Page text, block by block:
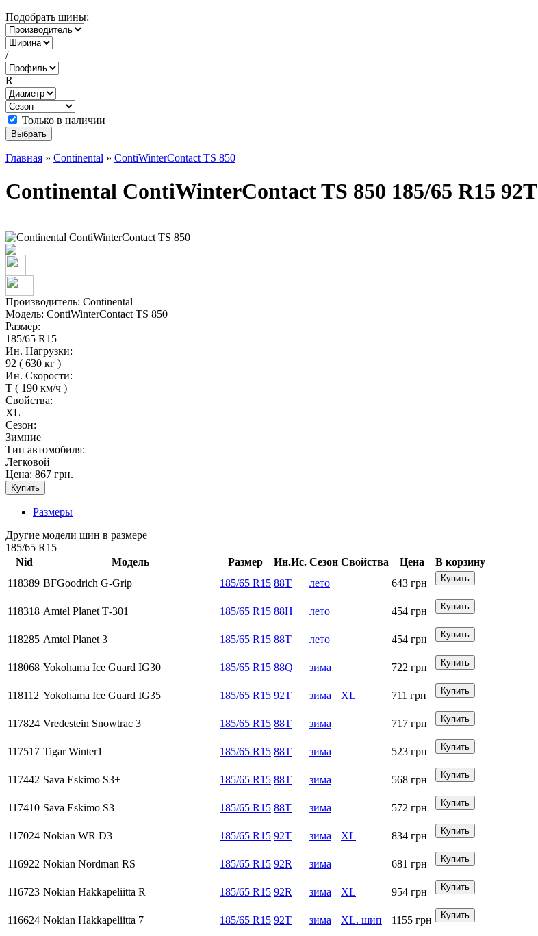
Подобрать шины:
/
R
Только в наличии
Главная » Continental » ContiWinterContact TS 850
Continental ContiWinterContact TS 850 185/65 R15 92T
Производитель: Continental
Модель: ContiWinterContact TS 850
Размер:
185/65 R15
Ин. Нагрузки:
92 ( 630 кг )
Ин. Скорости:
T ( 190 км/ч )
Свойства:
XL
Сезон:
Зимние
Тип автомобиля:
Легковой
Цена: 867 грн.
Размеры
Другие модели шин в размере
185/65 R15
Nid
Модель Размер Ин.Ис. Сезон Свойства Цена
В корзину
118389 BFGoodrich G-Grip 185/65 R15 88T лето 643 грн
118318 Amtel Planet Т-301 185/65 R15 88H лето 454 грн
118285 Amtel Planet 3 185/65 R15 88T лето 454 грн
118068 Yokohama Ice Guard IG30 185/65 R15 88Q зима 722 грн
118112 Yokohama Ice Guard IG35 185/65 R15 92T зима XL 711 грн
117824 Vredestein Snowtrac 3 185/65 R15 88T зима 717 грн
117517 Tigar Winter1 185/65 R15 88T зима 523 грн
117442 Sava Eskimo S3+ 185/65 R15 88T зима 568 грн
117410 Sava Eskimo S3 185/65 R15 88T зима 572 грн
117024 Nokian WR D3 185/65 R15 92T зима XL 834 грн
116922 Nokian Nordman RS 185/65 R15 92R зима 681 грн
116723 Nokian Hakkapeliitta R 185/65 R15 92R зима XL 954 грн
116624 Nokian Hakkapeliitta 7 185/65 R15 92T зима XL. шип 1155 грн